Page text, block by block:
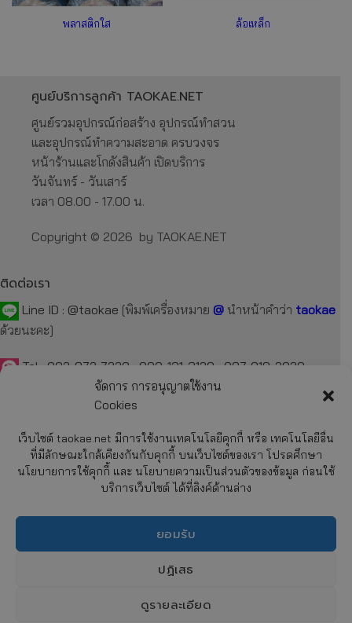
จัดการ การอนุญาตใช้งาน
Cookies
เว็บไซต์ taokae.net มีการใช้งานเทคโนโลยีคุกกี้ หรือ เทคโนโลยีอื่น
ที่มีลักษณะใกล้เคียงกันกับคุกกี้ บนเว็บไซต์ของเรา โปรดศึกษา
นโยบายการใช้คุกกี้ และ นโยบายความเป็นส่วนตัวของข้อมูล ก่อนใช้
บริการเว็บไซต์ ได้ที่ลิงค์ด้านล่าง
ยอมรับ
ปฏิเสธ
ดูรายละเอียด
พลาสติกใส ล้อเหล็ก
ศูนย์บริการลูกค้า TAOKAE.NET
ศูนย์รวมอุปกรณ์ก่อสร้าง อุปกรณ์ทำสวน
และอุปกรณ์ทำความสะอาด ครบวงจร
หน้าร้านและโกดังสินค้า เปิดบริการ
วันจันทร์ - วันเสาร์
เวลา 08.00 - 17.00 น.
Copyright © 2026 by TAOKAE.NET
ติดต่อเรา
Line ID : @taokae [พิมพ์เครื่องหมาย @ นำหน้าคำว่า taokae
ด้วยนะคะ]
Tel : 092-872-7229 099-131-3129 087-918-2929
taokae.net@gmail.com
Fax : 02-054-4244
เกี่ยวกับบริษัทฯ
การชำระค่าสินค้า
นโยบายการใช้คุกกี้ (Cookies Policy)